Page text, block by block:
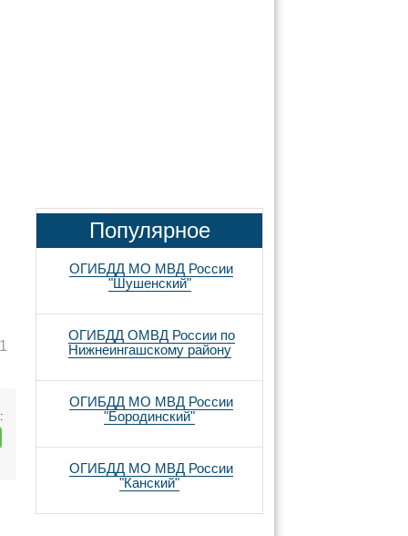
Популярное
ОГИБДД МО МВД России
"Шушенский"
ОГИБДД ОМВД России по
Нижнеингашскому району
ОГИБДД МО МВД России
"Бородинский"
ОГИБДД МО МВД России
"Канский"